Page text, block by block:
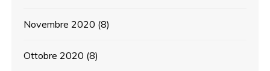
Novembre 2020 (8)
Ottobre 2020 (8)